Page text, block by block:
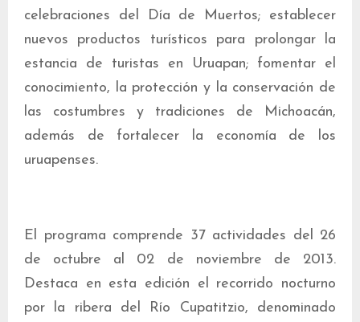
celebraciones del Día de Muertos; establecer
nuevos productos turísticos para prolongar la
estancia de turistas en Uruapan; fomentar el
conocimiento, la protección y la conservación de
las costumbres y tradiciones de Michoacán,
además de fortalecer la economía de los
uruapenses.
El programa comprende 37 actividades del 26
de octubre al 02 de noviembre de 2013.
Destaca en esta edición el recorrido nocturno
por la ribera del Río Cupatitzio, denominado